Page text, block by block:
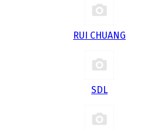
RUI CHUANG
SDL